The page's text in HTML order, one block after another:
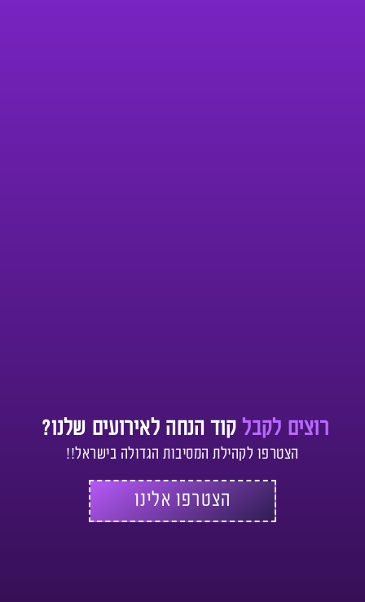
רוצים לקבל קוד הנחה לאירועים שלנו?
הצטרפו לקהילת המסיבות הגדולה בישראל!!
הצטרפו אלינו